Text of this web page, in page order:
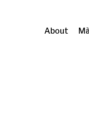
About